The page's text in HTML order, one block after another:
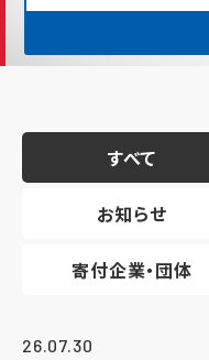
すべて
お知らせ
寄付企業・団体
26.07.30